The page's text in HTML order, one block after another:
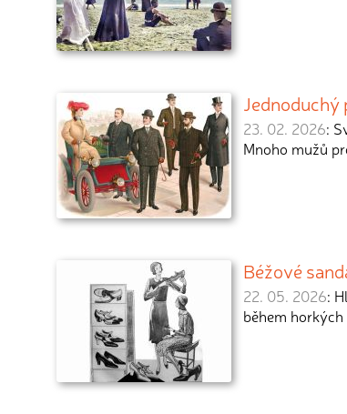
23. 02. 2026:
Mnoho mužů
Béžové
22. 05. 2026:
během